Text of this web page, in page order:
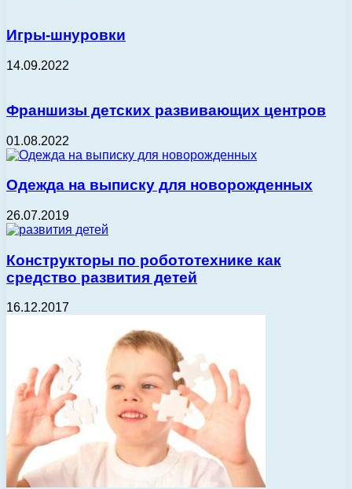
Игры-шнуровки
14.09.2022
Франшизы детских развивающих центров
01.08.2022
Одежда на выписку для новорожденных
26.07.2019
Конструкторы по робототехнике как
средство развития детей
16.12.2017